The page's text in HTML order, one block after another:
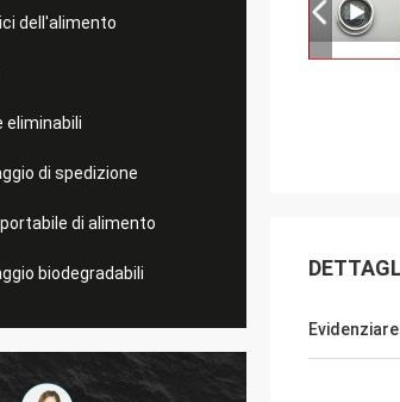
dell'alimento
eliminabili
di spedizione
di alimento
biodegradabili
Evidenziare